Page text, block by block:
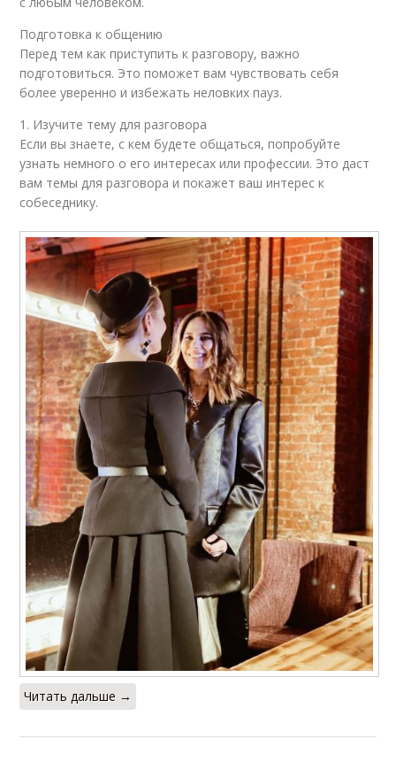
Подготовка к общению
Перед тем как приступить к разговору, важно
подготовиться. Это поможет вам чувствовать себя
более уверенно и избежать неловких пауз.
1. Изучите тему для разговора
Если вы знаете, с кем будете общаться, попробуйте
узнать немного о его интересах или профессии. Это даст
вам темы для разговора и покажет ваш интерес к
собеседнику.
Читать дальше →